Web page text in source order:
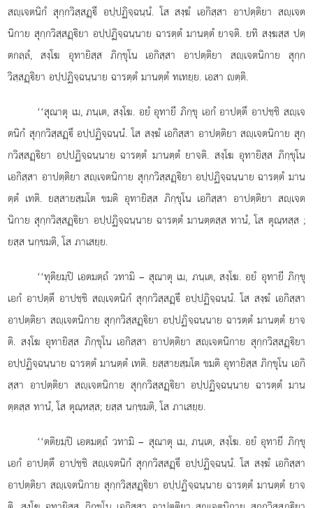
สฺเจตนิกํ สุกฺกวิสฺสฏฺึ อปฺปฏิจฺฉนฺนํ. โส สงฺฆํ เอกิสฺสา อาปตฺติยา สฺเจต
นิกาย สุกฺกวิสฺสฏฺิยา อปฺปฏิจฺฉนฺนาย ฉารตฺตํ มานตฺตํ ยาจติ. ยทิ สงฺฆสฺส ปตฺ
ตกลฺลํ, สงฺโฆ อุทายิสฺส ภิกฺขุโน เอกิสฺสาอาปตฺติยา สฺเจตนิกาย สุกฺก
วิสฺสฏฺิยาอปฺปฏิจฺฉนฺนาย ฉารตฺตํ มานตฺตํ ทเทยฺย. เอสา ตฺติ.
‘‘สุณาตุ เม, ภนฺเต, สงฺโฆ. อยํ อุทายี ภิกฺขุ เอกํ อาปตฺตึ อาปชฺชิ สฺเจ
ตนิกํ สุกฺกวิสฺสฏฺึ อปฺปฏิจฺฉนฺนํ. โส สงฺฆํ เอกิสฺสา อาปตฺติยา สฺเจตนิกาย สุกฺ
กวิสฺสฏฺิยา อปฺปฏิจฺฉนฺนาย ฉารตฺตํ มานตฺตํ ยาจติ. สงฺโฆ อุทายิสฺส ภิกฺขุโน
เอกิสฺสา อาปตฺติยา สฺเจตนิกาย สุกฺกวิสฺสฏฺิยา อปฺปฏิจฺฉนฺนาย ฉารตฺตํ มาน
ตฺตํ เทติ. ยสฺสายสฺมโต ขมติ อุทายิสฺส ภิกฺขุโน เอกิสฺสา อาปตฺติยา สฺเจต
นิกาย สุกฺกวิสฺสฏฺิยา อปฺปฏิจฺฉนฺนาย ฉารตฺตํ มานตฺตสฺส ทานํ, โส ตุณฺหสฺส ;
ยสฺส นกฺขมติ, โส ภาเสยฺย.
‘‘ทุติยมฺปิ เอตมตฺถํ วทามิ – สุณาตุ เม, ภนฺเต, สงฺโฆ. อยํ อุทายี ภิกฺขุ
เอกํ อาปตฺตึ อาปชฺชิ สฺเจตนิกํ สุกฺกวิสฺสฏฺึ อปฺปฏิจฺฉนฺนํ. โส สงฺฆํ เอกิสฺสา
อาปตฺติยา สฺเจตนิกาย สุกฺกวิสฺสฏฺิยา อปฺปฏิจฺฉนฺนาย ฉารตฺตํ มานตฺตํ ยาจ
ติ. สงฺโฆ อุทายิสฺส ภิกฺขุโน เอกิสฺสา อาปตฺติยา สฺเจตนิกาย สุกฺกวิสฺสฏฺิยา
อปฺปฏิจฺฉนฺนาย ฉารตฺตํ มานตฺตํ เทติ. ยสฺสายสฺมโต ขมติ อุทายิสฺส ภิกฺขุโน เอกิ
สฺสา อาปตฺติยา สฺเจตนิกาย สุกฺกวิสฺสฏฺิยา อปฺปฏิจฺฉนฺนาย ฉารตฺตํ มาน
ตฺตสฺส ทานํ, โส ตุณฺหสฺส; ยสฺส นกฺขมติ, โส ภาเสยฺย.
‘‘ตติยมฺปิ เอตมตฺถํ วทามิ – สุณาตุ เม, ภนฺเต, สงฺโฆ. อยํ อุทายี ภิกฺขุ
เอกํ อาปตฺตึ อาปชฺชิ สฺเจตนิกํ สุกฺกวิสฺสฏฺึ อปฺปฏิจฺฉนฺนํ. โส สงฺฆํ เอกิสฺสา
อาปตฺติยา สฺเจตนิกาย สุกฺกวิสฺสฏฺิยา อปฺปฏิจฺฉนฺนาย ฉารตฺตํ มานตฺตํ ยาจ